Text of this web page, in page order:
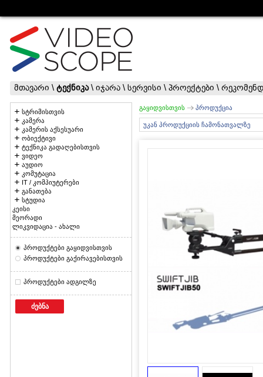
მთავარი \ ტექნიკა\ იჯარა \ სერვისი \ პროექტები \
სტრიმისთვის
კამერა
კამერის აქსესუარი
ობიექტივი
ტექნიკა გადაღებისთვის
ვიდეო
აუდიო
კომუტაცია
IT / კომპიუტერები
განათება
სტუდია
კეისი
მეორადი
ლიკვიდაცია - ახალი
პროდუქტები გაყიდვისთვის
პროდუქტები გაქირავებისთვის
პროდუქტები ადგილზე
ძებნა
გაყიდვისთვის პროდუქცია
უკან პროდუქციის ჩამონათვალზე